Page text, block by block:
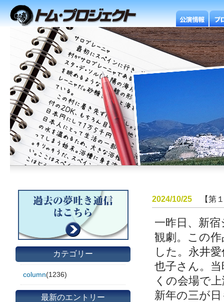
カテゴリー
column(1236)
最新のエントリー
2024/10/25 【第
一昨日、新
観劇。この
した。永井
也子さん。
くの会場で
新年の三が